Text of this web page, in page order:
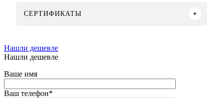
СЕРТИФИКАТЫ
Нашли дешевле
Нашли дешевле
Ваше имя
Ваш телефон*